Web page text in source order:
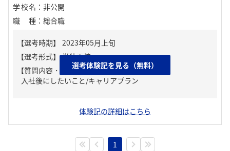
学校名 ： 非公開
職種 ： 総合職
【質問内容・課題】
入社後にしたいこと/キャリアプラン
選考体験記を見る（無料）
体験記の詳細はこちら
1